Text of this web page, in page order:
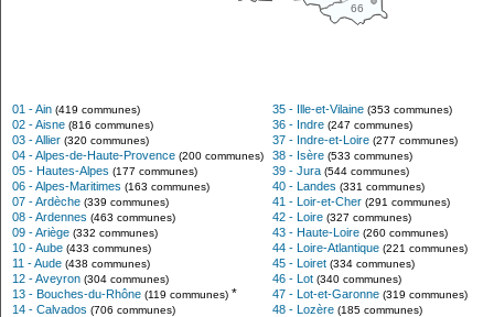
66
01 - Ain (419 communes)
02 - Aisne (816 communes)
03 - Allier (320 communes)
04 - Alpes-de-Haute-Provence (200 communes)
05 - Hautes-Alpes (177 communes)
06 - Alpes-Maritimes (163 communes)
07 - Ardèche (339 communes)
08 - Ardennes (463 communes)
09 - Ariège (332 communes)
10 - Aube (433 communes)
11 - Aude (438 communes)
12 - Aveyron (304 communes)
13 - Bouches-du-Rhône (119 communes) *
14 - Calvados (706 communes)
35 - Ille-et-Vilaine (353 communes)
36 - Indre (247 communes)
37 - Indre-et-Loire (277 communes)
38 - Isère (533 communes)
39 - Jura (544 communes)
40 - Landes (331 communes)
41 - Loir-et-Cher (291 communes)
42 - Loire (327 communes)
43 - Haute-Loire (260 communes)
44 - Loire-Atlantique (221 communes)
45 - Loiret (334 communes)
46 - Lot (340 communes)
47 - Lot-et-Garonne (319 communes)
48 - Lozère (185 communes)